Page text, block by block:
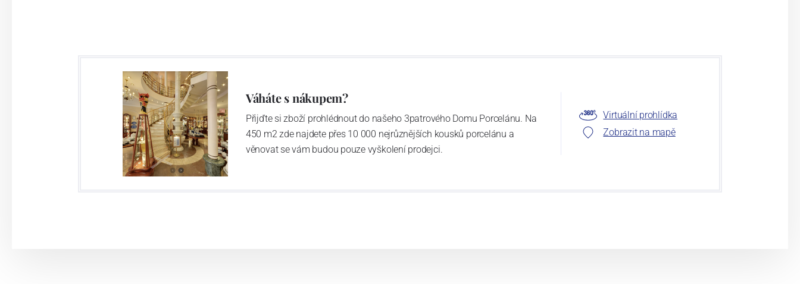
Váháte s nákupem?
Přijďte si zboží prohlédnout do našeho 3patrového Domu Porcelánu. Na
450 m2 zde najdete přes 10 000 nejrůznějších kousků porcelánu a
věnovat se vám budou pouze vyškolení prodejci.
Virtuální prohlídka
Zobrazit na mapě